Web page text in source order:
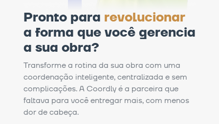
Pronto para revolucionar
a forma que você gerencia
a sua obra?
Transforme a rotina da sua obra com uma
coordenação inteligente, centralizada e sem
complicações. A Coordly é a parceira que
faltava para você entregar mais, com menos
dor de cabeça.